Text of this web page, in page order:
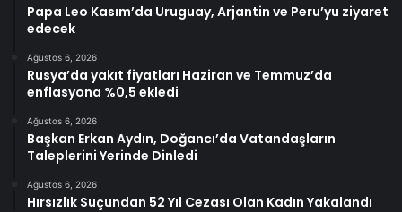
Papa Leo Kasım’da Uruguay, Arjantin ve Peru’yu ziyaret
edecek
Ağustos 6, 2026
Rusya’da yakıt fiyatları Haziran ve Temmuz’da
enflasyona %0,5 ekledi
Ağustos 6, 2026
Başkan Erkan Aydın, Doğancı’da Vatandaşların
Taleplerini Yerinde Dinledi
Ağustos 6, 2026
Hırsızlık Suçundan 52 Yıl Cezası Olan Kadın Yakalandı